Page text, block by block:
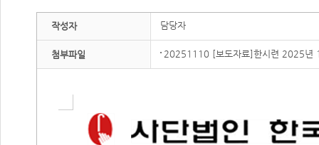
작성자 담당자
첨부파일 20251110 [보도자료]한시련 2025년